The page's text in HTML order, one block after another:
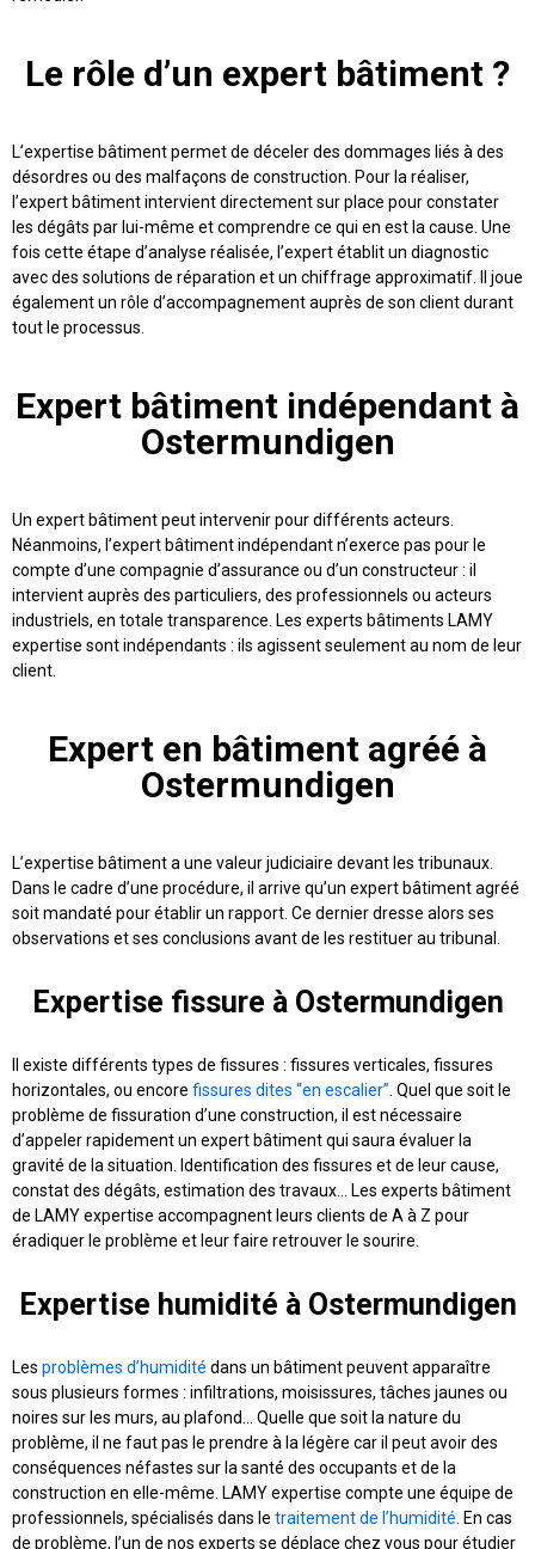
Le rôle d’un expert bâtiment ?
L’expertise bâtiment permet de déceler des dommages liés à des
désordres ou des malfaçons de construction. Pour la réaliser,
l’expert bâtiment intervient directement sur place pour constater
les dégâts par lui-même et comprendre ce qui en est la cause. Une
fois cette étape d’analyse réalisée, l’expert établit un diagnostic
avec des solutions de réparation et un chiffrage approximatif. Il joue
également un rôle d’accompagnement auprès de son client durant
tout le processus.
Expert bâtiment indépendant à
Ostermundigen
Un expert bâtiment peut intervenir pour différents acteurs.
Néanmoins, l’expert bâtiment indépendant n’exerce pas pour le
compte d’une compagnie d’assurance ou d’un constructeur : il
intervient auprès des particuliers, des professionnels ou acteurs
industriels, en totale transparence. Les experts bâtiments LAMY
expertise sont indépendants : ils agissent seulement au nom de leur
client.
Expert en bâtiment agréé à
Ostermundigen
L’expertise bâtiment a une valeur judiciaire devant les tribunaux.
Dans le cadre d’une procédure, il arrive qu’un expert bâtiment agréé
soit mandaté pour établir un rapport. Ce dernier dresse alors ses
observations et ses conclusions avant de les restituer au tribunal.
Expertise fissure à Ostermundigen
Il existe différents types de fissures : fissures verticales, fissures
horizontales, ou encore fissures dites “en escalier” . Quel que soit le
problème de fissuration d’une construction, il est nécessaire
d’appeler rapidement un expert bâtiment qui saura évaluer la
gravité de la situation. Identification des fissures et de leur cause,
constat des dégâts, estimation des travaux… Les experts bâtiment
de LAMY expertise accompagnent leurs clients de A à Z pour
éradiquer le problème et leur faire retrouver le sourire.
Expertise humidité à Ostermundigen
Les problèmes d’humidité dans un bâtiment peuvent apparaître
sous plusieurs formes : infiltrations, moisissures, tâches jaunes ou
noires sur les murs, au plafond… Quelle que soit la nature du
problème, il ne faut pas le prendre à la légère car il peut avoir des
conséquences néfastes sur la santé des occupants et de la
construction en elle-même. LAMY expertise compte une équipe de
professionnels, spécialisés dans le traitement de l’humidité . En cas
de problème, l’un de nos experts se déplace chez vous pour étudier